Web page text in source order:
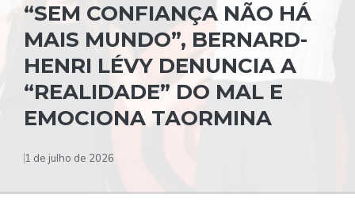
“SEM CONFIANÇA NÃO HÁ
MAIS MUNDO”, BERNARD-
HENRI LÉVY DENUNCIA A
“REALIDADE” DO MAL E
EMOCIONA TAORMINA
1 de julho de 2026